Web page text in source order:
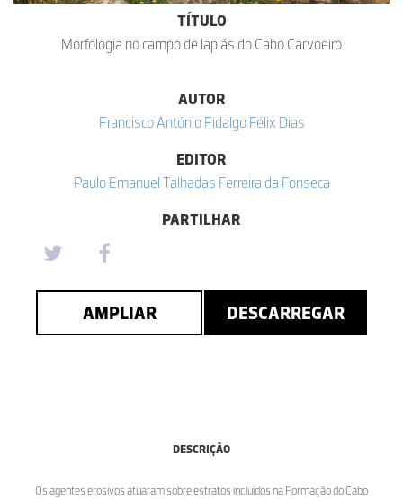
TÍTULO
Morfologia no campo de lapiás do Cabo Carvoeiro
AUTOR
Francisco António Fidalgo Félix Dias
EDITOR
Paulo Emanuel Talhadas Ferreira da Fonseca
PARTILHAR
AMPLIAR DESCARREGAR
DESCRIÇÃO
Os agentes erosivos atuaram sobre estratos incluídos na Formação do Cabo